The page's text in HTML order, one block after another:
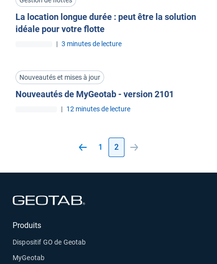
La location longue durée : peut être la solution
idéale pour votre flotte
| 3 minutes de lecture
Nouveautés et mises à jour
Nouveautés de MyGeotab - version 2101
| 12 minutes de lecture
1 2
Produits
Dispositif GO de Geotab
MyGeotab